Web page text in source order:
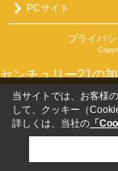
PCサイト
プライバ
センチュリー21の
当サイトでは、お客様
して、クッキー（
詳しくは、当社の 「